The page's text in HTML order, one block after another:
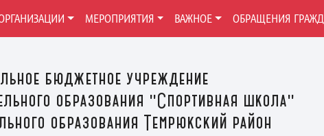
бюджетное учреждение
образования "Спортивная школа"
образования Темрюкский район
МЕРОПРИЯТИЯ ВАЖНОЕ ОБРАЩЕНИЯ